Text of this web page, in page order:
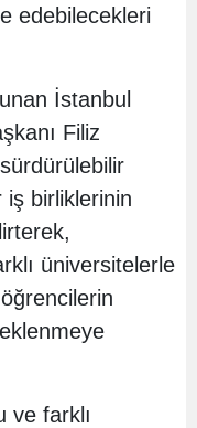
edebilecekleri
İstanbul
Filiz
iş birliklerinin
üniversitelerle
ve farklı